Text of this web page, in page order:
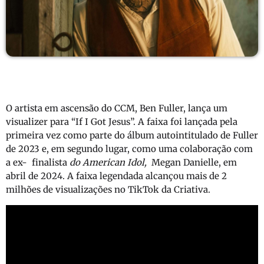
O artista em ascensão do CCM, Ben Fuller, lança um
visualizer para “If I Got Jesus”. A faixa foi lançada pela
primeira vez como parte do álbum autointitulado de Fuller
de 2023 e, em segundo lugar, como uma colaboração com
a ex- finalista do American Idol, Megan Danielle, em
abril de 2024. A faixa legendada alcançou mais de 2
milhões de visualizações no TikTok da Criativa.